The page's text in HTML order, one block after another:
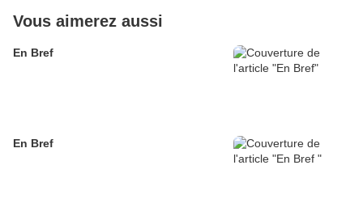
Vous aimerez aussi
En Bref
En Bref